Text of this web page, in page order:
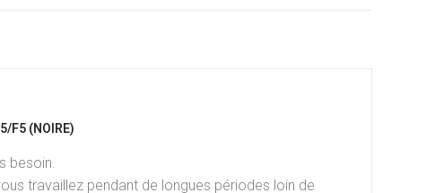
F5 (NOIRE)
besoin.
travaillez pendant de longues périodes loin de